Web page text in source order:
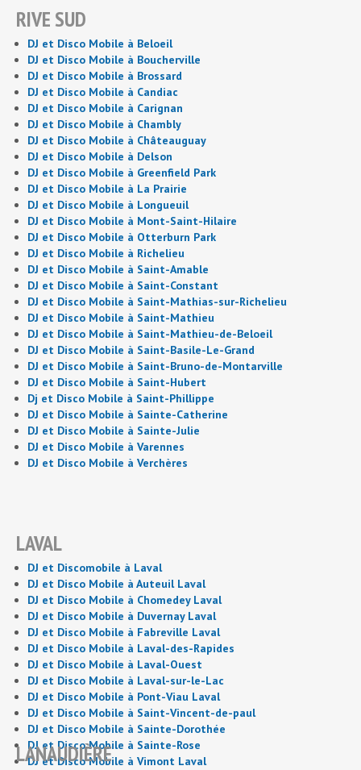
RIVE SUD
DJ et Disco Mobile à Beloeil
DJ et Disco Mobile à Boucherville
DJ et Disco Mobile à Brossard
DJ et Disco Mobile à Candiac
DJ et Disco Mobile à Carignan
DJ et Disco Mobile à Chambly
DJ et Disco Mobile à Châteauguay
DJ et Disco Mobile à Delson
DJ et Disco Mobile à Greenfield Park
DJ et Disco Mobile à La Prairie
DJ et Disco Mobile à Longueuil
DJ et Disco Mobile à Mont-Saint-Hilaire
DJ et Disco Mobile à Otterburn Park
DJ et Disco Mobile à Richelieu
DJ et Disco Mobile à Saint-Amable
DJ et Disco Mobile à Saint-Constant
DJ et Disco Mobile à Saint-Mathias-sur-Richelieu
DJ et Disco Mobile à Saint-Mathieu
DJ et Disco Mobile à Saint-Mathieu-de-Beloeil
DJ et Disco Mobile à Saint-Basile-Le-Grand
DJ et Disco Mobile à Saint-Bruno-de-Montarville
DJ et Disco Mobile à Saint-Hubert
Dj et Disco Mobile à Saint-Phillippe
DJ et Disco Mobile à Sainte-Catherine
DJ et Disco Mobile à Sainte-Julie
DJ et Disco Mobile à Varennes
DJ et Disco Mobile à Verchères
LAVAL
DJ et Discomobile à Laval
DJ et Disco Mobile à Auteuil Laval
DJ et Disco Mobile à Chomedey Laval
DJ et Disco Mobile à Duvernay Laval
DJ et Disco Mobile à Fabreville Laval
DJ et Disco Mobile à Laval-des-Rapides
DJ et Disco Mobile à Laval-Ouest
DJ et Disco Mobile à Laval-sur-le-Lac
DJ et Disco Mobile à Pont-Viau Laval
DJ et Disco Mobile à Saint-Vincent-de-paul
DJ et Disco Mobile à Sainte-Dorothée
DJ et Disco Mobile à Sainte-Rose
DJ et Disco Mobile à Vimont Laval
LANAUDIÈRE